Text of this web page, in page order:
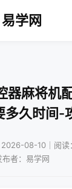
易学网
器麻将机
多久时间-
2026-08-10｜阅读
布者：易学网